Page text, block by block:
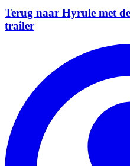
Terug naar Hyrule met
trailer